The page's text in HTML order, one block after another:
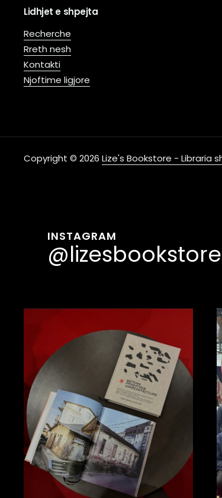
Lidhjet e shpejta
Recherche
Rreth nesh
Kontakti
Njoftime ligjore
Copyright © 2026 Lize's Bookstore - Libraria
INSTAGRAM
@lizesbookstore